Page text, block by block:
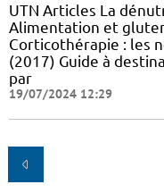
UTN Articles La
Alimentation et
Corticothérapie : les
(2017) Guide à
par
19/07/2024 12:29